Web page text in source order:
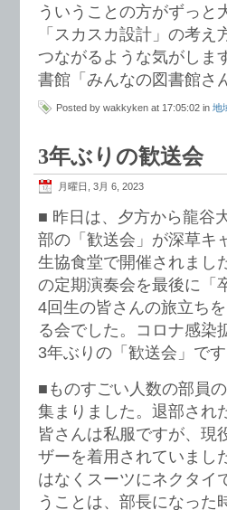
ういうことの方がずっと
「スカスカ設計」の考
つながるような気がしま
書館「みんなの図書館さ
Posted by wakkyken at 17:05:02 in 地
3年ぶりの歓送会
月曜日, 3月 6, 2023
■ 昨日は、夕方から龍谷
部の「歓送会」が深草キ
生協食堂で開催されまし
の定期演奏会を最後に「
4回生の皆さんの旅立ち
る会でした。コロナ感染
3年ぶりの「歓送会」です
■ものすごい人数の部員
集まりました。退部され
皆さんは私服ですが、現
ザーを着用されていまし
はなくスーツにネクタイ
うことは、部長になった